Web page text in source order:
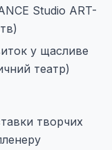
Studio ART-
у щасливе
театр)
творчих